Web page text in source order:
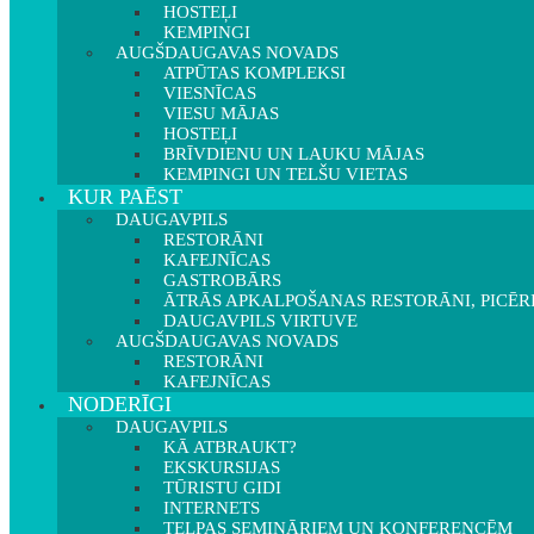
HOSTEĻI
KEMPINGI
AUGŠDAUGAVAS NOVADS
ATPŪTAS KOMPLEKSI
VIESNĪCAS
VIESU MĀJAS
HOSTEĻI
BRĪVDIENU UN LAUKU MĀJAS
KEMPINGI UN TELŠU VIETAS
KUR PAĒST
DAUGAVPILS
RESTORĀNI
KAFEJNĪCAS
GASTROBĀRS
ĀTRĀS APKALPOŠANAS RESTORĀNI,
DAUGAVPILS VIRTUVE
AUGŠDAUGAVAS NOVADS
RESTORĀNI
KAFEJNĪCAS
NODERĪGI
DAUGAVPILS
KĀ ATBRAUKT?
EKSKURSIJAS
TŪRISTU GIDI
INTERNETS
TELPAS SEMINĀRIEM UN KONFERENCĒM